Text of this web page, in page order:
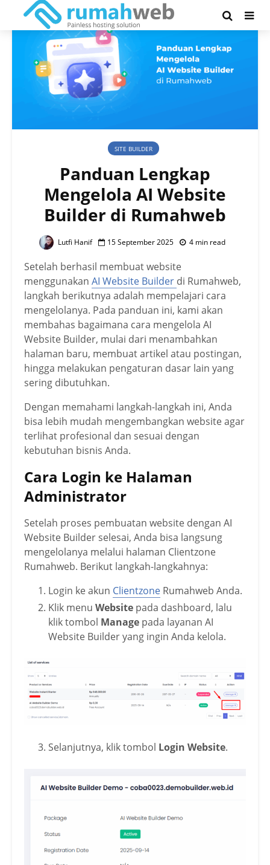
SITE BUILDER
Panduan Lengkap
Mengelola AI Website
Builder di Rumahweb
Lutfi Hanif 15 September 2025 4 min read
Setelah berhasil membuat website
menggunakan AI Website Builder di Rumahweb,
langkah berikutnya adalah mempelajari cara
mengelolanya. Pada panduan ini, kami akan
membahas bagaimana cara mengelola AI
Website Builder, mulai dari menambahkan
halaman baru, membuat artikel atau postingan,
hingga melakukan pengaturan dasar lain yang
sering dibutuhkan.
Dengan memahami langkah-langkah ini, Anda
bisa lebih mudah mengembangkan website agar
terlihat profesional dan sesuai dengan
kebutuhan bisnis Anda.
Cara Login ke Halaman
Administrator
Setelah proses pembuatan website dengan AI
Website Builder selesai, Anda bisa langsung
mengelolanya melalui halaman Clientzone
Rumahweb. Berikut langkah-langkahnya:
Login ke akun Clientzone Rumahweb Anda.
Klik menu Website pada dashboard, lalu
klik tombol Manage pada layanan AI
Website Builder yang ingin Anda kelola.
Selanjutnya, klik tombol Login Website.